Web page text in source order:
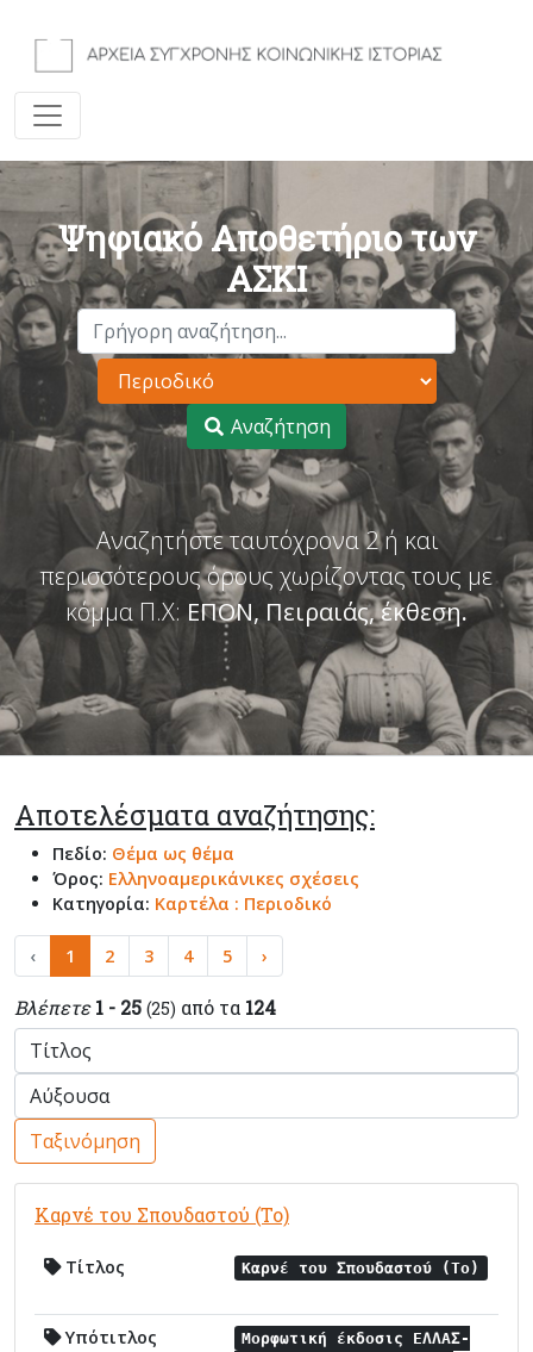
Ψηφιακό Αποθετήριο των
ΑΣΚΙ
Αναζήτηση
Αναζητήστε ταυτόχρονα 2 ή και
περισσότερους όρους χωρίζοντας τους με
κόμμα Π.Χ: ΕΠΟΝ, Πειραιάς, έκθεση.
Αποτελέσματα αναζήτησης:
Πεδίο: Θέμα ως θέμα
Όρος: Ελληνοαμερικάνικες σχέσεις
Κατηγορία: Καρτέλα : Περιοδικό
‹ 1 2 3 4 5 ›
Βλέπετε 1 - 25 (25) από τα 124
Ταξινόμηση
Καρνέ του Σπουδαστού (Το)
Τίτλος Καρνέ του Σπουδαστού (Το)
Υπότιτλος
Μορφωτική έκδοσις ΕΛΛΑΣ-